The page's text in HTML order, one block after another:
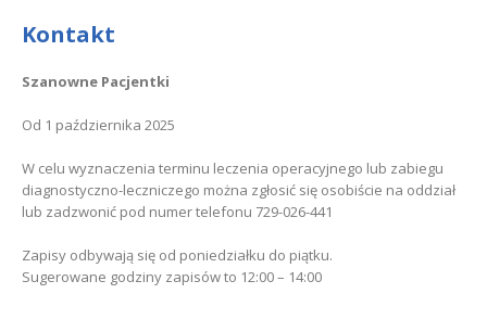
Kontakt
Szanowne Pacjentki
Od 1 października 2025
W celu wyznaczenia terminu leczenia operacyjnego lub zabiegu
diagnostyczno-leczniczego można zgłosić się osobiście na oddział
lub zadzwonić pod numer telefonu 729-026-441
Zapisy odbywają się od poniedziałku do piątku.
Sugerowane godziny zapisów to 12:00 – 14:00